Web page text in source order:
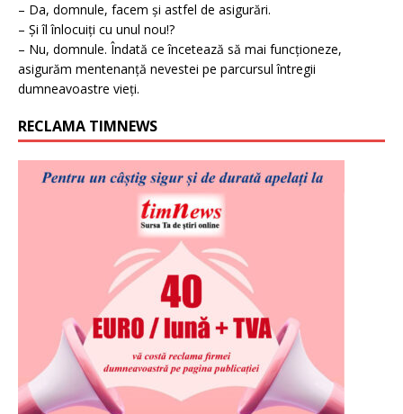
– Da, domnule, facem și astfel de asigurări.
– Și îl înlocuiți cu unul nou!?
– Nu, domnule. Îndată ce încetează să mai funcționeze,
asigurăm mentenanță nevestei pe parcursul întregii
dumneavoastre vieți.
RECLAMA TIMNEWS